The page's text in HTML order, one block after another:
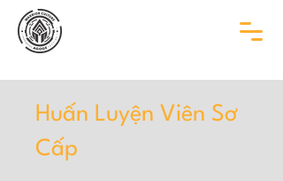
Huấn Luyện Viên Sơ
Cấp